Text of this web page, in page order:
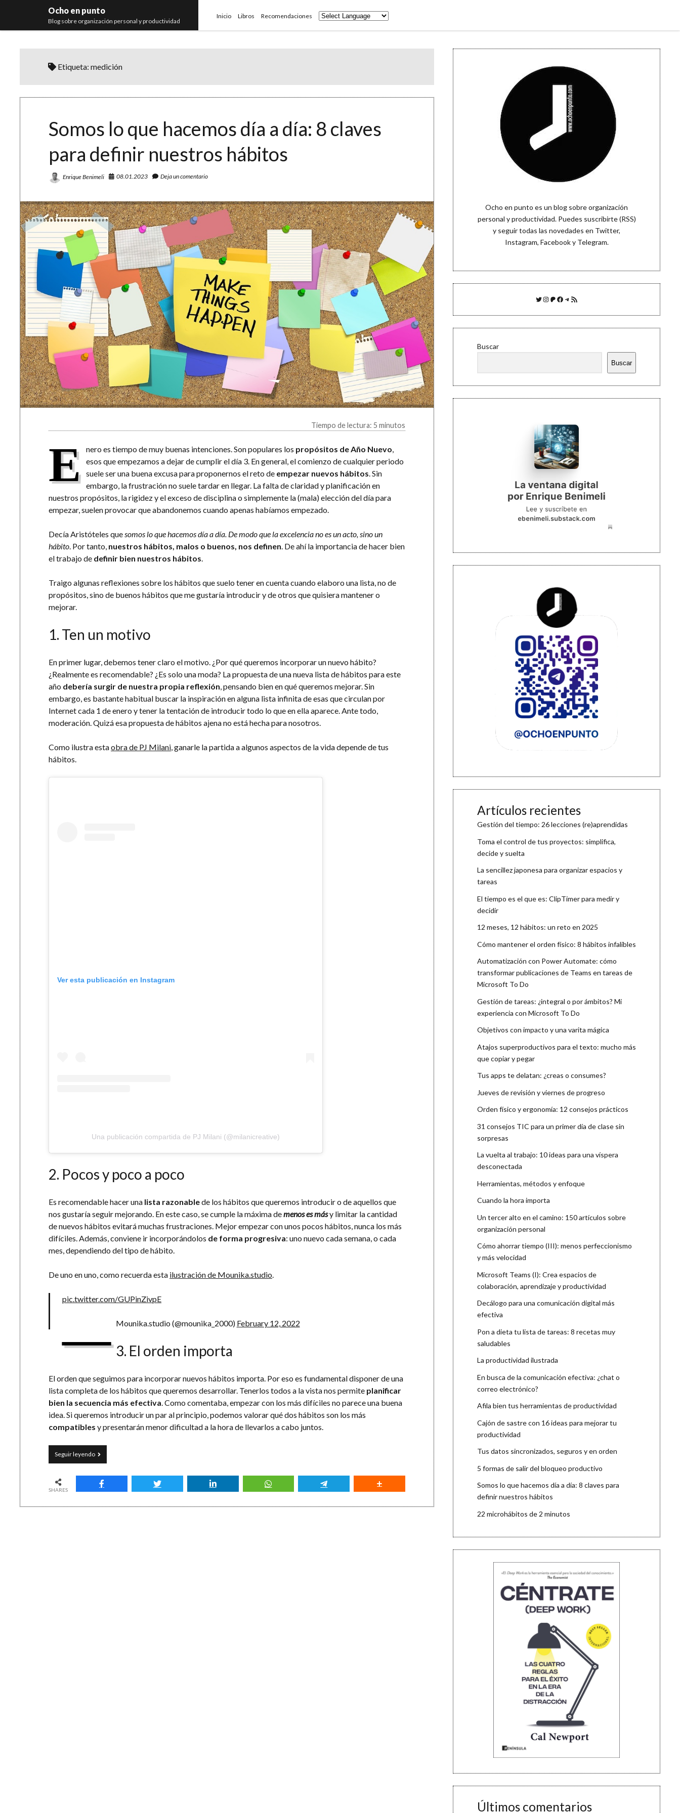
Ocho en punto
Blog sobre organización personal y productividad
Inicio Libros Recomendaciones
Etiqueta:medición
Somos lo que hacemos día a día: 8 claves
para definir nuestros hábitos
Enrique Benimeli 08.01.2023 Deja un comentario
Tiempo de lectura: 5 minutos
E nero es tiempo de muy buenas intenciones. Son populares los propósitos de Año Nuevo,
esos que empezamos a dejar de cumplir el día 3. En general, el comienzo de cualquier periodo
suele ser una buena excusa para proponernos el reto de empezar nuevos hábitos. Sin
embargo, la frustración no suele tardar en llegar. La falta de claridad y planificación en
nuestros propósitos, la rigidez y el exceso de disciplina o simplemente la (mala) elección del día para
empezar, suelen provocar que abandonemos cuando apenas habíamos empezado.
Decía Aristóteles quesomos lo que hacemos día a día. De modo que la excelencia no es un acto, sino un
hábito. Por tanto, nuestros hábitos, malos o buenos, nos definen. De ahí la importancia de hacer bien
el trabajo de definir bien nuestros hábitos.
Traigo algunas reflexiones sobre los hábitos que suelo tener en cuenta cuando elaboro una lista, no de
propósitos, sino de buenos hábitos que me gustaría introducir y de otros que quisiera mantener o
mejorar.
1. Ten un motivo
En primer lugar, debemos tener claro el motivo. ¿Por qué queremos incorporar un nuevo hábito?
¿Realmente es recomendable? ¿Es solo una moda? La propuesta de una nueva lista de hábitos para este
año debería surgir de nuestra propia reflexión, pensando bien en qué queremos mejorar. Sin
embargo, es bastante habitual buscar la inspiración en alguna lista infinita de esas que circulan por
Internet cada 1 de enero y tener la tentación de introducir todo lo que en ella aparece. Ante todo,
moderación. Quizá esa propuesta de hábitos ajena no está hecha para nosotros.
Como ilustra estaobra de PJ Milani, ganarle la partida a algunos aspectos de la vida depende de tus
hábitos.
Ver esta publicación en Instagram
Una publicación compartida de PJ Milani (@milanicreative)
2. Pocos y poco a poco
Es recomendable hacer una lista razonablede los hábitos que queremos introducir o de aquellos que
nos gustaría seguir mejorando. En este caso, se cumple la máxima demenos es másy limitar la cantidad
de nuevos hábitos evitará muchas frustraciones. Mejor empezar con unos pocos hábitos, nunca los más
difíciles. Además, conviene ir incorporándolos de forma progresiva: uno nuevo cada semana, o cada
mes, dependiendo del tipo de hábito.
De uno en uno, como recuerda esta ilustración de Mounika.studio.
pic.twitter.com/GUPinZivpE
— Mounika.studio (@mounika_2000) February 12, 2022
3. El orden importa
El orden que seguimos para incorporar nuevos hábitos importa. Por eso es fundamental disponer de una
lista completa de los hábitos que queremos desarrollar. Tenerlos todos a la vista nos permite planificar
bien la secuencia más efectiva. Como comentaba, empezar con los más difíciles no parece una buena
idea. Si queremos introducir un par al principio, podemos valorar qué dos hábitos son los más
compatibles y presentarán menor dificultad a la hora de llevarlos a cabo juntos.
Seguir leyendoSomos
lo
hacemos
día
día:
SHARES
Sidebar
Ocho en punto es un blog sobre organización
personal y productividad. Puedes suscribirte (RSS)
y seguir todas las novedades en Twitter,
Instagram, Facebooky Telegram.
Twitter
Instagram
Patreon
Facebook
Telegram
Feed RSS
Buscar
Buscar
Artículos recientes
Gestión del tiempo: 26 lecciones (re)aprendidas
Toma el control de tus proyectos: simplifica,
decide y suelta
La sencillez japonesa para organizar espacios y
tareas
El tiempo es el que es: ClipTimer para medir y
decidir
12 meses, 12 hábitos: un reto en 2025
Cómo mantener el orden físico: 8 hábitos infalibles
Automatización con Power Automate: cómo
transformar publicaciones de Teams en tareas de
Microsoft To Do
Gestión de tareas: ¿integral o por ámbitos? Mi
experiencia con Microsoft To Do
Objetivos con impacto y una varita mágica
Atajos superproductivos para el texto: mucho más
que copiar y pegar
Tus apps te delatan: ¿creas o consumes?
Jueves de revisión y viernes de progreso
Orden físico y ergonomía: 12 consejos prácticos
31 consejos TIC para un primer día de clase sin
sorpresas
La vuelta al trabajo: 10 ideas para una víspera
desconectada
Herramientas, métodos y enfoque
Cuando la hora importa
Un tercer alto en el camino: 150 artículos sobre
organización personal
Cómo ahorrar tiempo (III): menos perfeccionismo
y más velocidad
Microsoft Teams (I): Crea espacios de
colaboración, aprendizaje y productividad
Decálogo para una comunicación digital más
efectiva
Pon a dieta tu lista de tareas: 8 recetas muy
saludables
La productividad ilustrada
En busca de la comunicación efectiva: ¿chat o
correo electrónico?
Afila bien tus herramientas de productividad
Cajón de sastre con 16 ideas para mejorar tu
productividad
Tus datos sincronizados, seguros y en orden
5 formas de salir del bloqueo productivo
Somos lo que hacemos día a día: 8 claves para
definir nuestros hábitos
22 microhábitos de 2 minutos
Últimos comentarios